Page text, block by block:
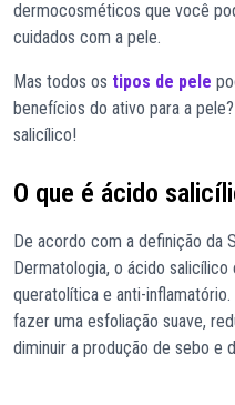
dermocosméticos que você
cuidados com a pele.
Mas todos os tipos de pele
benefícios do ativo para a
salicílico!
O que é ácido
De acordo com a definição da
Dermatologia, o ácido
queratolítica e anti-
fazer uma esfoliação suave,
diminuir a produção de sebo e